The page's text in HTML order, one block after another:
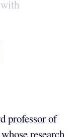
professor of
research